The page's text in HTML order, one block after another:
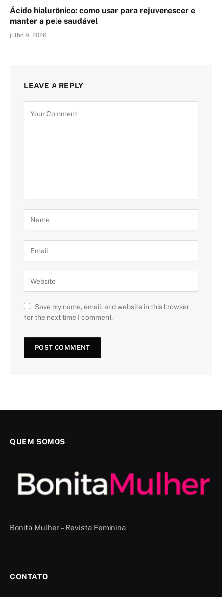
Ácido hialurônico: como usar para rejuvenescer e
manter a pele saudável
julho 9, 2026
LEAVE A REPLY
Save my name, email, and website in this browser
for the next time I comment.
QUEM SOMOS
Bonita Mulher – Revista Feminina
CONTATO